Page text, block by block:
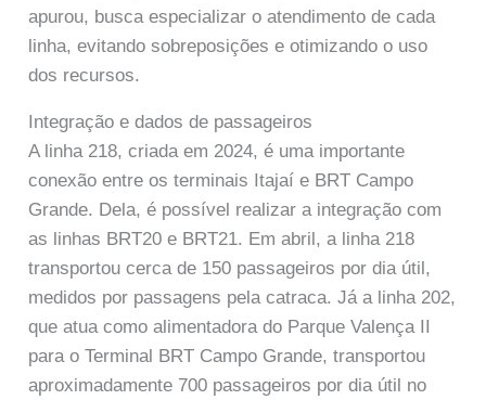
apurou, busca especializar o atendimento de cada
linha, evitando sobreposições e otimizando o uso
dos recursos.
Integração e dados de passageiros
A linha 218, criada em 2024, é uma importante
conexão entre os terminais Itajaí e BRT Campo
Grande. Dela, é possível realizar a integração com
as linhas BRT20 e BRT21. Em abril, a linha 218
transportou cerca de 150 passageiros por dia útil,
medidos por passagens pela catraca. Já a linha 202,
que atua como alimentadora do Parque Valença II
para o Terminal BRT Campo Grande, transportou
aproximadamente 700 passageiros por dia útil no